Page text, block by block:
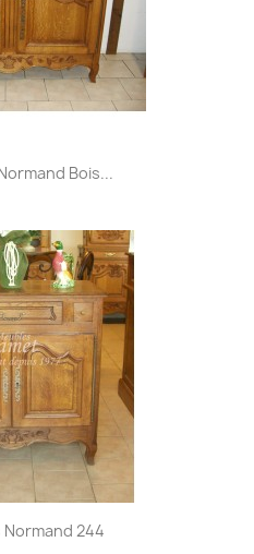
Bois...
Normand 244